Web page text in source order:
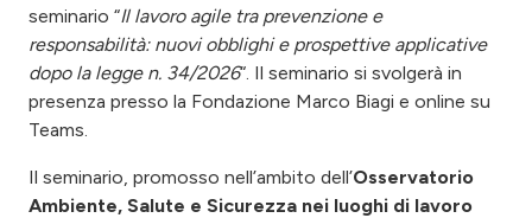
seminario “Il lavoro agile tra prevenzione e
responsabilità: nuovi obblighi e prospettive applicative
dopo la legge n. 34/2026“. Il seminario si svolgerà in
presenza presso la Fondazione Marco Biagi e online su
Teams.
Il seminario, promosso nell’ambito dell’Osservatorio
Ambiente, Salute e Sicurezza nei luoghi di lavoro